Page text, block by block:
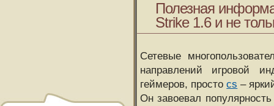
Полезная
Strike 1.6 и не
Сетевые
направлений игровой
геймеров, простоcs –
Он завоевал